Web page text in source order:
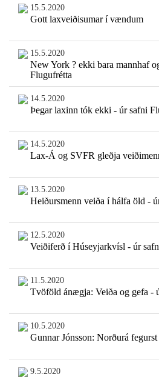
15.5.2020
Gott laxveiðisumar í vændum
15.5.2020
New York ? ekki bara mannhaf
Flugufrétta
14.5.2020
Þegar laxinn tók ekki - úr safni
14.5.2020
Lax-Á og SVFR gleðja
13.5.2020
Heiðursmenn veiða í hálfa öld -
12.5.2020
Veiðiferð í Húseyjarkvísl - úr
11.5.2020
Tvöföld ánægja: Veiða og gefa -
10.5.2020
Gunnar Jónsson: Norðurá
9.5.2020